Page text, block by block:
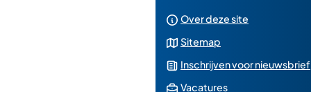
Over deze site
Sitemap
Inschrijven voor nieuwsbrief
Vacatures(Verwijst